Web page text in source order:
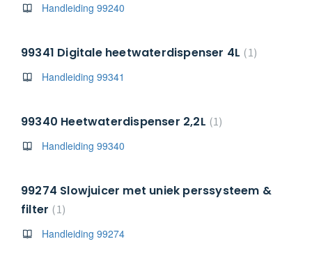
Handleiding 99240
99341 Digitale heetwaterdispenser 4L
1
Handleiding 99341
99340 Heetwaterdispenser 2,2L 1
Handleiding 99340
99274 Slowjuicer met uniek perssysteem &
filter
1
Handleiding 99274